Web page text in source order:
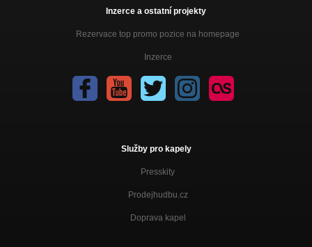
Inzerce a ostatní projekty
Rezervace top promo pozice na homepage
Inzerce
Služby pro kapely
Presskity
Prodejhudbu.cz
Doprava kapel